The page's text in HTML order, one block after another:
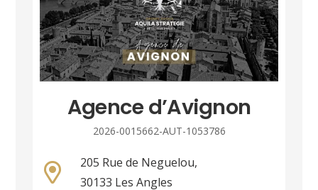
Agence d’Avignon
2026-0015662-AUT-1053786
205 Rue de Neguelou,
30133 Les Angles